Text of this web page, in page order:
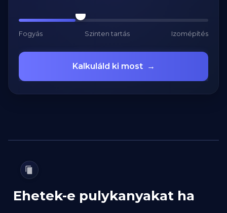
Fogyás Szinten tartás Izomépítés
Kalkuláld ki most →
Ehetek-e pulykanyakat ha